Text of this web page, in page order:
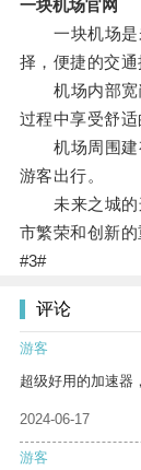
一块机场官网
一块机场是
择，便捷的交通
机场内部宽
过程中享受舒适
机场周围建
游客出行。
未来之城的
市繁荣和创新的
#3#
评论
游客
超级好用的加速器
2024-06-17
游客